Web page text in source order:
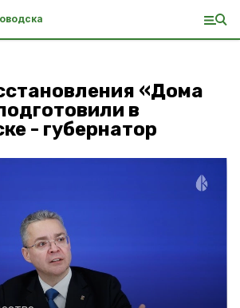
«Дома
в
- губернатор